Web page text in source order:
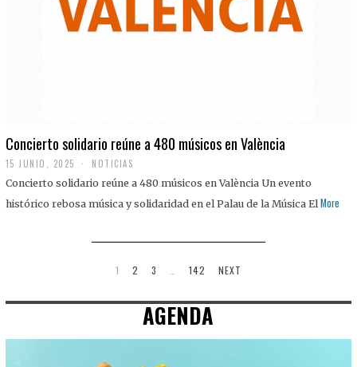
Concierto solidario reúne a 480 músicos en València
15 JUNIO, 2025 NOTICIAS
Concierto solidario reúne a 480 músicos en València Un evento
histórico rebosa música y solidaridad en el Palau de la Música El More
1 2 3 142 NEXT
AGENDA